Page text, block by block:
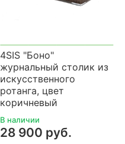
4SIS "Боно"
журнальный столик из
искусственного
ротанга, цвет
коричневый
В наличии
28 900 руб.